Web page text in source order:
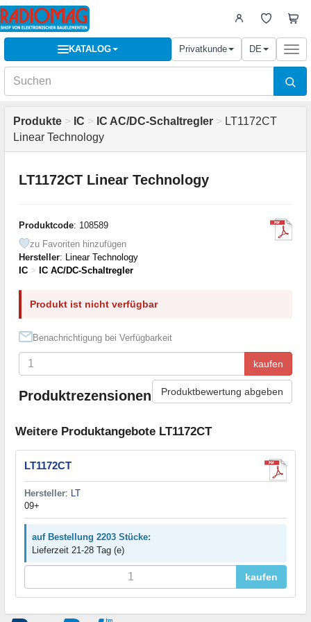
KATALOG Privatkunde DE
Produkte > IC > IC AC/DC-Schaltregler > LT1172CT
Linear Technology
LT1172CT Linear Technology
Produktcode: 108589
zu Favoriten hinzufügen
Hersteller: Linear Technology
IC > IC AC/DC-Schaltregler
Produkt ist nicht verfügbar
Benachrichtigung bei Verfügbarkeit
kaufen
Produktrezensionen Produktbewertung abgeben
Weitere Produktangebote LT1172CT
LT1172CT
Hersteller: LT
09+
auf Bestellung 2203 Stücke:
Lieferzeit 21-28 Tag (e)
kaufen